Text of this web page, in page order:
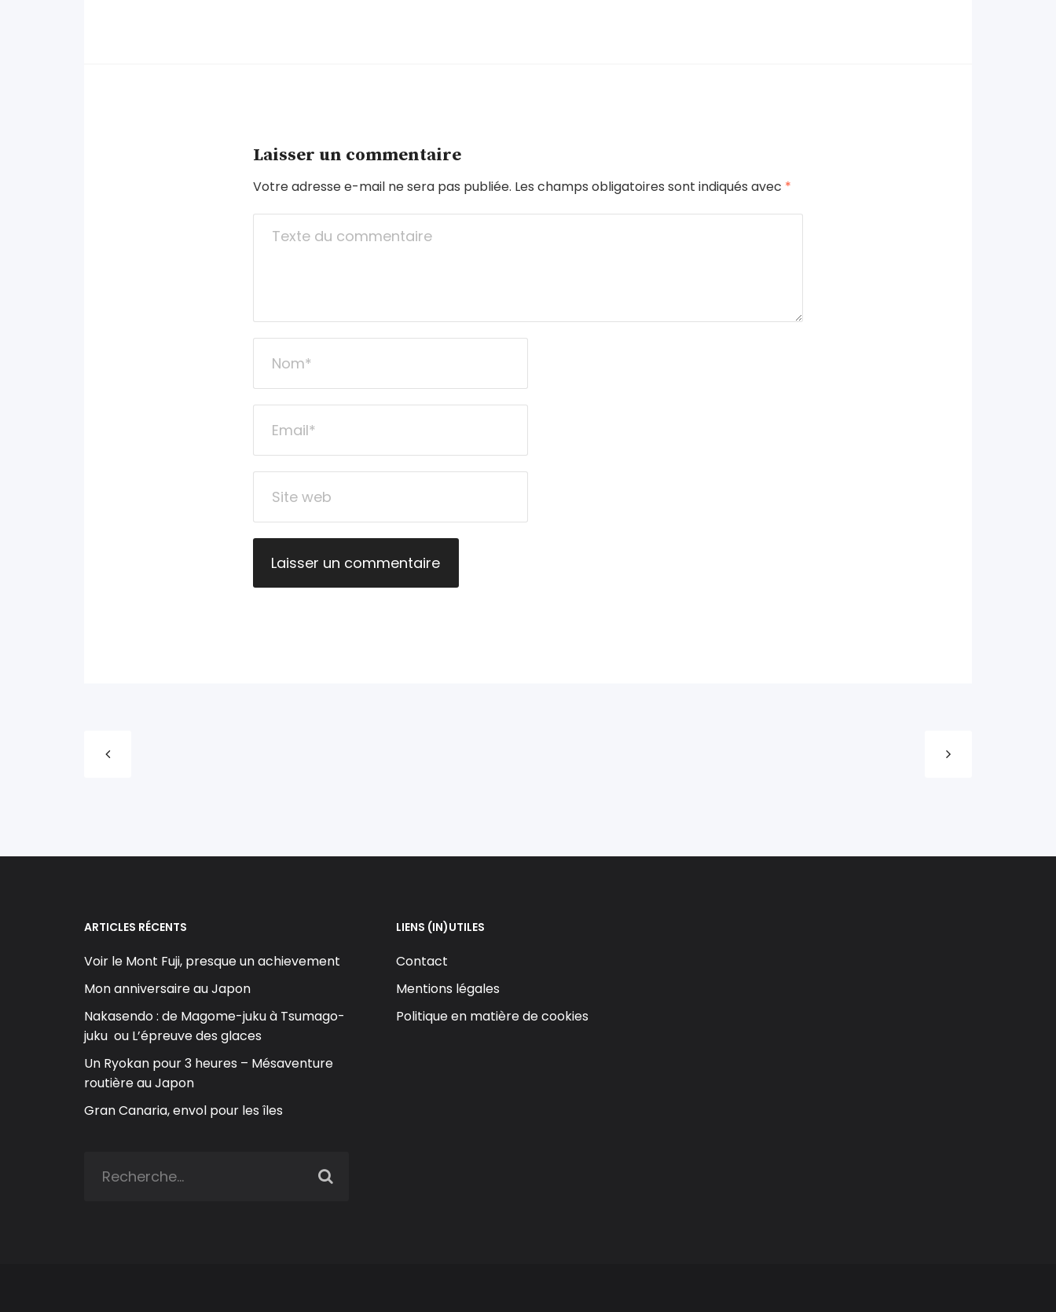
Laisser un commentaire
Votre adresse e-mail ne sera pas publiée. Les champs obligatoires sont indiqués avec *
ARTICLES RÉCENTS
Voir le Mont Fuji, presque un achievement
Mon anniversaire au Japon
Nakasendo : de Magome-juku à Tsumago-
juku ou L’épreuve des glaces
Un Ryokan pour 3 heures – Mésaventure
routière au Japon
Gran Canaria, envol pour les îles
LIENS (IN)UTILES
Contact
Mentions légales
Politique en matière de cookies